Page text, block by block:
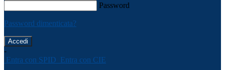
Password
Password dimenticata?
-
Entra con SPID Entra con CIE